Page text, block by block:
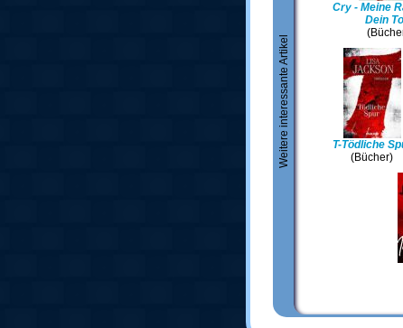
Weitere interessante Artikel
Cry - Meine
Dein
T-Tödliche
(Bücher)